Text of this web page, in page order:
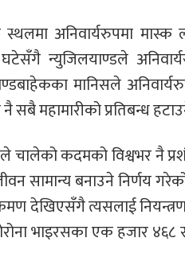
अनिवार्यरुपमा
न्युजिलयाण्डले
मानिसले
महामारीको प्रतिबन्ध
चालेको कदमको विश्वभर
सामान्य बनाउने निर्णय
देखिएसँगै त्यसलाई
भाइरसका एक हजार